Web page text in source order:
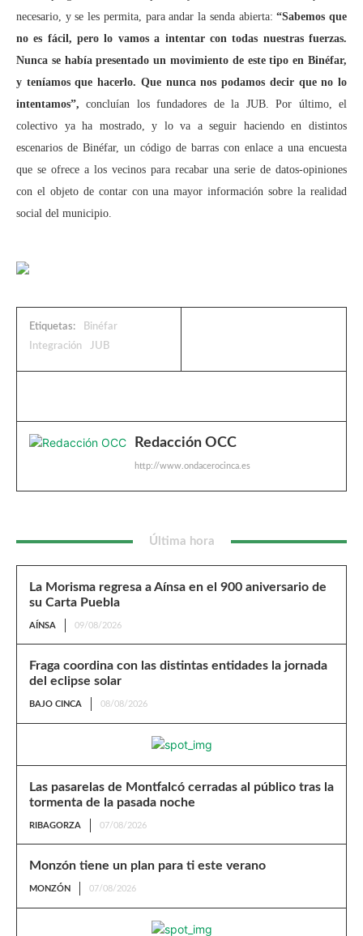
necesario, y se les permita, para andar la senda abierta:“Sabemos que
no es fácil, pero lo vamos a intentar con todas nuestras fuerzas.
Nunca se había presentado un movimiento de este tipo en Binéfar,
y teníamos que hacerlo. Que nunca nos podamos decir que no lo
intentamos”, concluían los fundadores de la JUB. Por último, el
colectivo ya ha mostrado, y lo va a seguir haciendo en distintos
escenarios de Binéfar, un código de barras con enlace a una encuesta
que se ofrece a los vecinos para recabar una serie de datos-opiniones
con el objeto de contar con una mayor información sobre la realidad
social del municipio.
Etiquetas:
Binéfar
Integración
JUB
Redacción OCC
http://www.ondacerocinca.es
Última hora
La Morisma regresa a Aínsa en el 900 aniversario de
su Carta Puebla
AÍNSA 09/08/2026
Fraga coordina con las distintas entidades la jornada
del eclipse solar
BAJO CINCA 08/08/2026
Las pasarelas de Montfalcó cerradas al público tras la
tormenta de la pasada noche
RIBAGORZA 07/08/2026
Monzón tiene un plan para ti este verano
MONZÓN 07/08/2026